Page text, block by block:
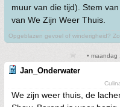
muur van die tijd). Stem
van We Zijn Weer Thuis.
Opgeblazen gevoel of winderigheid?
• maandag
Jan_Onderwater
We zijn weer thuis, de